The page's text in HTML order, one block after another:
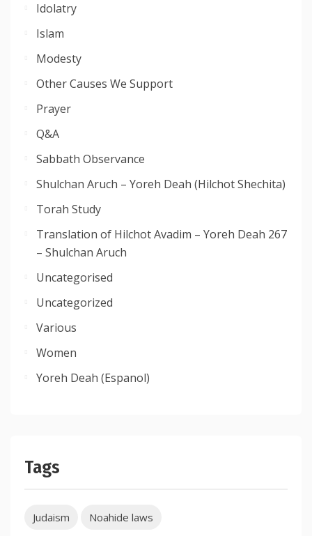
Idolatry
Islam
Modesty
Other Causes We Support
Prayer
Q&A
Sabbath Observance
Shulchan Aruch – Yoreh Deah (Hilchot Shechita)
Torah Study
Translation of Hilchot Avadim – Yoreh Deah 267
– Shulchan Aruch
Uncategorised
Uncategorized
Various
Women
Yoreh Deah (Espanol)
Tags
Judaism Noahide laws